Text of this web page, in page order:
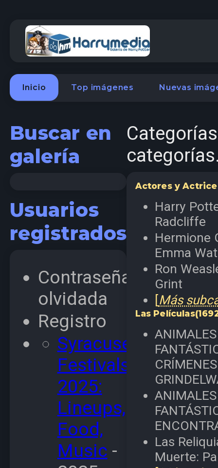
Inicio Top imágenes Nuevas
Buscar en
galería
Usuarios
registrados
Contraseña
olvidada
Registro
Syracuse
Festivals
2025:
Lineups,
Food,
Music -
Actores y
Harry
Radcliffe
Hermione
Emma
Ron
Grint
[Más
Las Películas
ANIMALES
ANIMALES
Las
Muerte: